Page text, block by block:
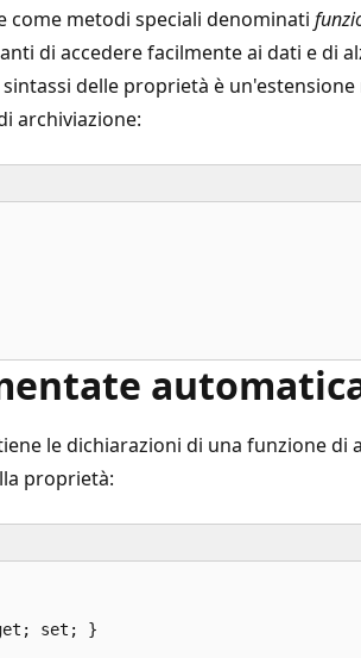
come metodi speciali denominati
di accedere facilmente ai dati e di
delle proprietà è
archiviazione:
le dichiarazioni di una funzione di
proprietà:
set; }